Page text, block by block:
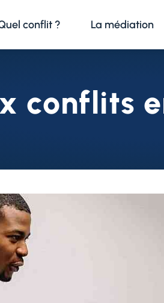
conflit ? La médiation
conflits